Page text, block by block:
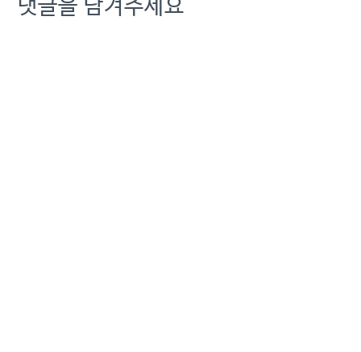
불법행위에 대한 시민사회
의 불신이…
댓글을 남겨주세요